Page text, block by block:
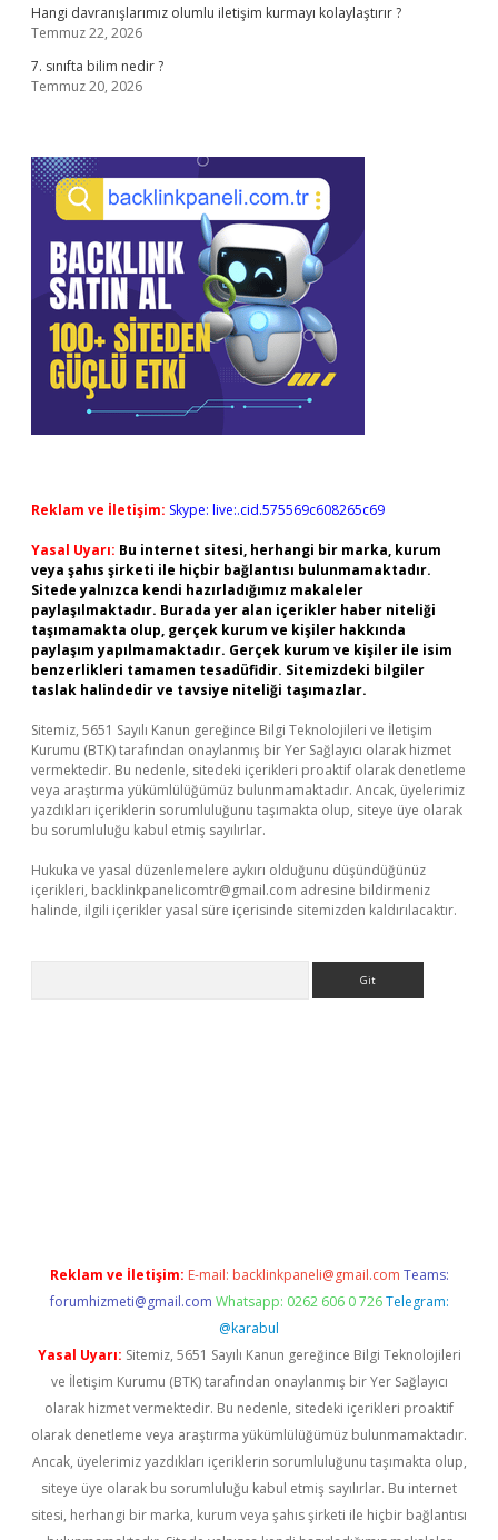
Hangi davranışlarımız olumlu iletişim kurmayı kolaylaştırır ?
Temmuz 22, 2026
7. sınıfta bilim nedir ?
Temmuz 20, 2026
Reklam ve İletişim: Skype: live:.cid.575569c608265c69
Yasal Uyarı: Bu internet sitesi, herhangi bir marka, kurum
veya şahıs şirketi ile hiçbir bağlantısı bulunmamaktadır.
Sitede yalnızca kendi hazırladığımız makaleler
paylaşılmaktadır. Burada yer alan içerikler haber niteliği
taşımamakta olup, gerçek kurum ve kişiler hakkında
paylaşım yapılmamaktadır. Gerçek kurum ve kişiler ile isim
benzerlikleri tamamen tesadüfidir. Sitemizdeki bilgiler
taslak halindedir ve tavsiye niteliği taşımazlar.
Sitemiz, 5651 Sayılı Kanun gereğince Bilgi Teknolojileri ve İletişim
Kurumu (BTK) tarafından onaylanmış bir Yer Sağlayıcı olarak hizmet
vermektedir. Bu nedenle, sitedeki içerikleri proaktif olarak denetleme
veya araştırma yükümlülüğümüz bulunmamaktadır. Ancak, üyelerimiz
yazdıkları içeriklerin sorumluluğunu taşımakta olup, siteye üye olarak
bu sorumluluğu kabul etmiş sayılırlar.
Hukuka ve yasal düzenlemelere aykırı olduğunu düşündüğünüz
içerikleri, backlinkpanelicomtr@gmail.com adresine bildirmeniz
halinde, ilgili içerikler yasal süre içerisinde sitemizden kaldırılacaktır.
Reklam ve İletişim: E-mail: backlinkpaneli@gmail.com Teams:
forumhizmeti@gmail.com Whatsapp: 0262 606 0 726 Telegram:
@karabul
Yasal Uyarı: Sitemiz, 5651 Sayılı Kanun gereğince Bilgi Teknolojileri
ve İletişim Kurumu (BTK) tarafından onaylanmış bir Yer Sağlayıcı
olarak hizmet vermektedir. Bu nedenle, sitedeki içerikleri proaktif
olarak denetleme veya araştırma yükümlülüğümüz bulunmamaktadır.
Ancak, üyelerimiz yazdıkları içeriklerin sorumluluğunu taşımakta olup,
siteye üye olarak bu sorumluluğu kabul etmiş sayılırlar. Bu internet
sitesi, herhangi bir marka, kurum veya şahıs şirketi ile hiçbir bağlantısı